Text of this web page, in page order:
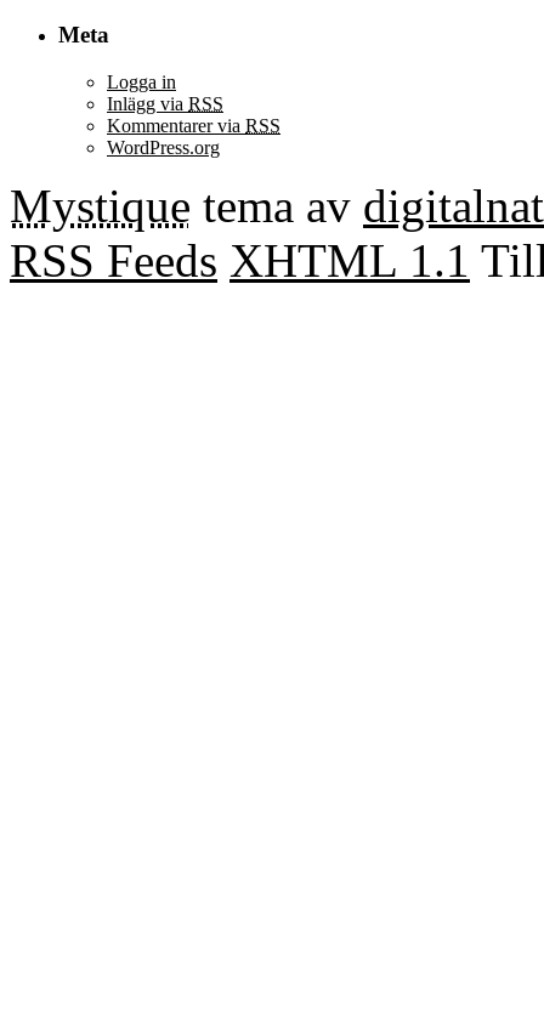
Meta
Logga in
Inlägg via RSS
Kommentarer via RSS
WordPress.org
Mystique tema av
RSS Feeds XHTML 1.1